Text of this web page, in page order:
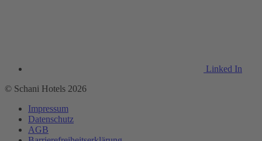
Linked In
© Schani Hotels 2026
Impressum
Datenschutz
AGB